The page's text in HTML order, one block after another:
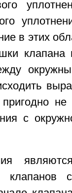
в этих
клапана
с
клапанов